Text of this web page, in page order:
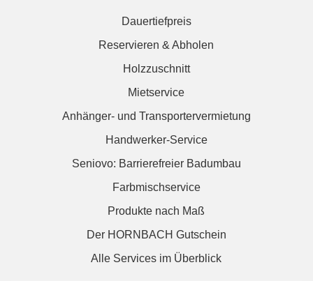
Dauertiefpreis
Reservieren & Abholen
Holzzuschnitt
Mietservice
Anhänger- und Transportervermietung
Handwerker-Service
Seniovo: Barrierefreier Badumbau
Farbmischservice
Produkte nach Maß
Der HORNBACH Gutschein
Alle Services im Überblick